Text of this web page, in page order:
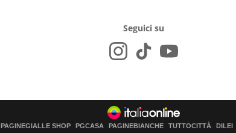
Seguici su
PAGINEGIALLE SHOP PGCASA PAGINEBIANCHE TUTTOCITTÀ DILEI